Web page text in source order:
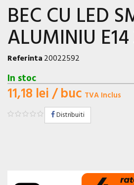
BEC CU LED
ALUMINIU E14
Referinta20022592
In stoc
11,18 lei/ buc TVA Inclus
Distribuiti